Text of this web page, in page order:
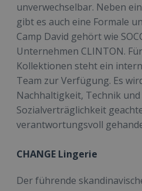
unverwechselbar. Neben
gibt es auch eine Formale
Camp David gehört wie
Unternehmen CLINTON.
Kollektionen steht ein
Team zur Verfügung. Es
Nachhaltigkeit, Technik und
Sozialverträglichkeit
verantwortungsvoll
CHANGE Lingerie
Der führende